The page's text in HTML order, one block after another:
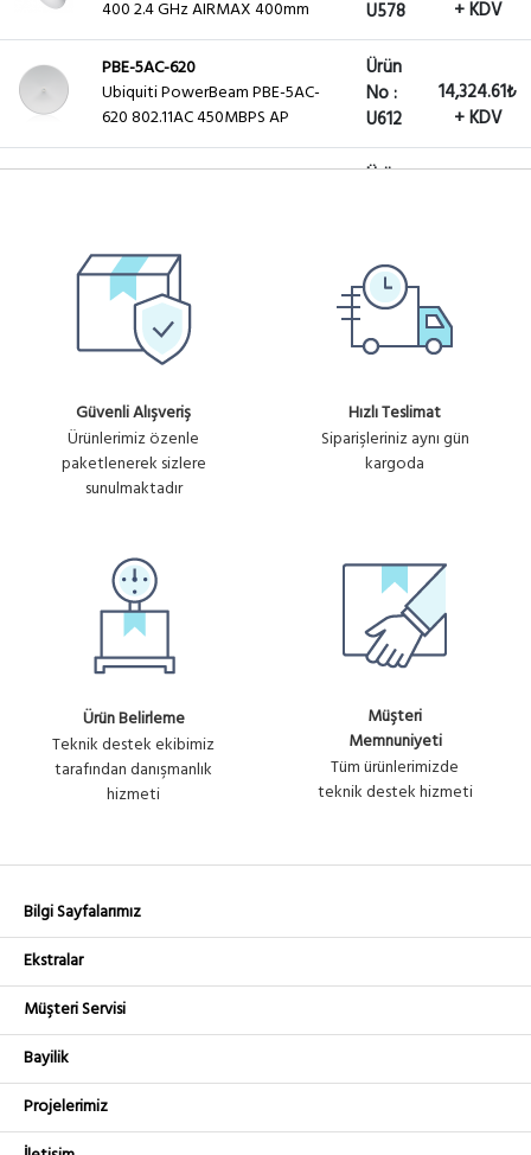
400 2.4 GHz AIRMAX 400mm
U578
+ KDV
PBE-5AC-620
Ubiquiti PowerBeam PBE-5AC-
620 802.11AC 450MBPS AP
Ürün
No :
U612
14,324.61₺
+ KDV
ISO-BEAM-620
Ürün
NBE-5AC-Gen2
UBNT NANOBEAM 5 AC 19 GEN2
5 GHZ
Ürün
No :
U904
5,044.21₺
Güvenli Alışveriş
Ürünlerimiz özenle
paketlenerek sizlere
sunulmaktadır
Hızlı Teslimat
Siparişleriniz aynı gün
kargoda
Ürün Belirleme
Teknik destek ekibimiz
tarafından danışmanlık
hizmeti
Müşteri
Memnuniyeti
Tüm ürünlerimizde
teknik destek hizmeti
Bilgi Sayfalarımız
Ekstralar
Müşteri Servisi
Bayilik
Projelerimiz